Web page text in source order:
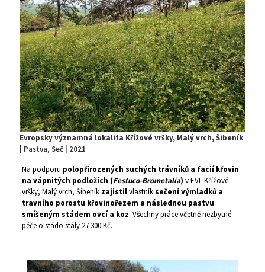
Evropsky významná lokalita Křížové vršky, Malý vrch, Šibeník
| Pastva, Seč | 2021
Na podporu polopřirozených suchých trávníků a facií křovin
na vápnitých podložích (Festuco-Brometalia) v EVL Křížové
vršky, Malý vrch, Šibeník zajistilvlastníksečení výmladků a
travního porostu křovinořezem a následnou pastvu
smíšeným stádem ovcí a koz. Všechny práce včetně nezbytné
péče o stádo stály 27 300 Kč.